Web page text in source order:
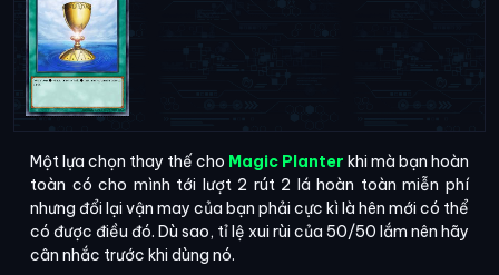
Một lựa chọn thay thế cho Magic Planter khi mà bạn hoàn
toàn có cho mình tới lượt 2 rút 2 lá hoàn toàn miễn phí
nhưng đổi lại vận may của bạn phải cực kì là hên mới có thể
có được điều đó. Dù sao, tỉ lệ xui rùi của 50/50 lắm nên hãy
cân nhắc trước khi dùng nó.